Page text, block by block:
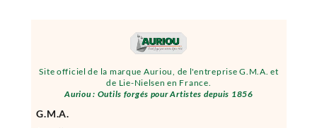
Site officiel de la marque Auriou, de l'entreprise G.M.A. et
de Lie-Nielsen en France.
Auriou : Outils forgés pour Artistes depuis 1856
G.M.A.